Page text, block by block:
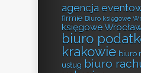
agencja
firmie Biuro księgowe
księgowe
biuro
krakowie biuro
usług biuro